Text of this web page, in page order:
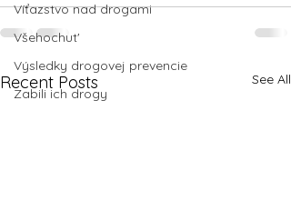
Víťazstvo nad drogami
Všehochut'
Výsledky drogovej prevencie
Zabili ich drogy
Recent Posts See All